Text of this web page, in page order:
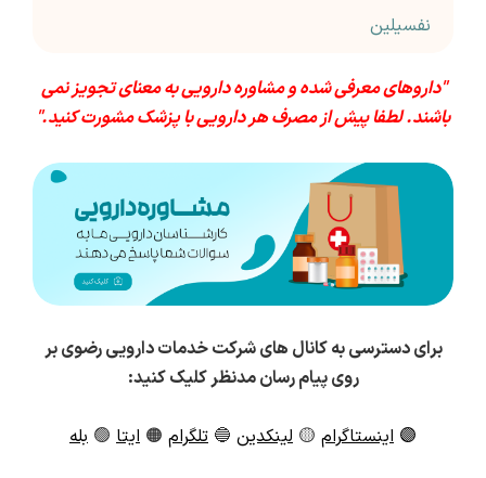
نفسیلین
"داروهای معرفی شده و مشاوره دارویی به معنای تجویز نمی
باشند. لطفا پیش از مصرف هر دارویی با پزشک مشورت کنید."
برای دسترسی به کانال های شرکت خدمات دارویی رضوی بر
روی پیام رسان مدنظر کلیک کنید:
🟣 اینستاگرام 🟡 لینکدین 🔵 تلگرام 🟠 ایتا 🟢 بله